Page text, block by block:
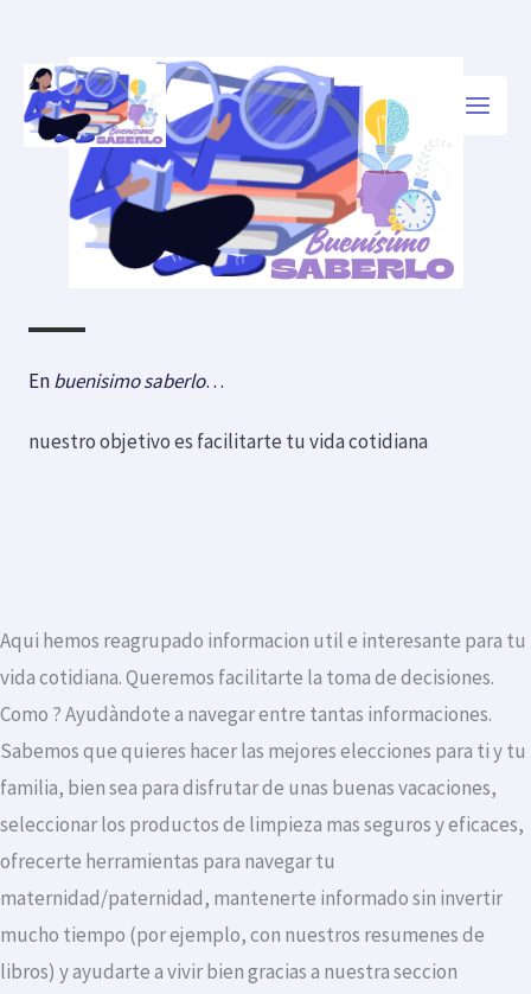
contenido
Enbuenisimo saberlo…
nuestro objetivo es facilitarte tu vida cotidiana
Aqui hemos reagrupado informacion util e interesante para tu
vida cotidiana. Queremos facilitarte la toma de decisiones.
Como ? Ayudàndote a navegar entre tantas informaciones.
Sabemos que quieres hacer las mejores elecciones para ti y tu
familia, bien sea para disfrutar de unas buenas vacaciones,
seleccionar los productos de limpieza mas seguros y eficaces,
ofrecerte herramientas para navegar tu
maternidad/paternidad, mantenerte informado sin invertir
mucho tiempo (por ejemplo, con nuestros resumenes de
libros) y ayudarte a vivir bien gracias a nuestra seccion